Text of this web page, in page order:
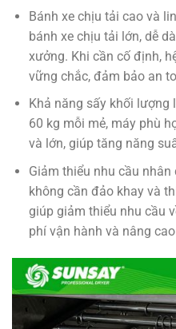
Bánh xe chịu tải cao và
bánh xe chịu tải lớn, dễ
xưởng. Khi cần cố định,
vững chắc, đảm bảo an
Khả năng sấy khối lượng
60 kg mỗi mẻ, máy phù
và lớn, giúp tăng năng
Giảm thiểu nhu cầu
không cần đảo khay và
giúp giảm thiểu nhu cầu
phí vận hành và nâng